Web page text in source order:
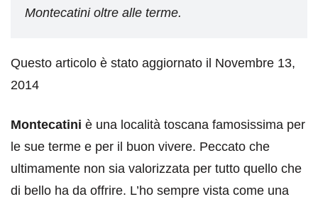
Montecatini oltre alle terme.
Questo articolo è stato aggiornato il Novembre 13,
2014
Montecatini è una località toscana famosissima per
le sue terme e per il buon vivere. Peccato che
ultimamente non sia valorizzata per tutto quello che
di bello ha da offrire. L’ho sempre vista come una